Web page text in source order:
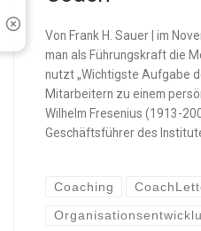
Von Frank H. Sauer | im
man als Führungskraft die
nutzt „Wichtigste Aufgabe
Mitarbeitern zu einem
Wilhelm Fresenius (1913-
Geschäftsführer des
Coaching